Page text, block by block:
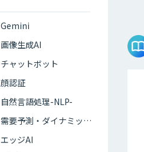
Gemini
画像生成AI
チャットボット
顔認証
自然言語処理-NLP-
需要予測・ダイナミックプライシング
エッジAI